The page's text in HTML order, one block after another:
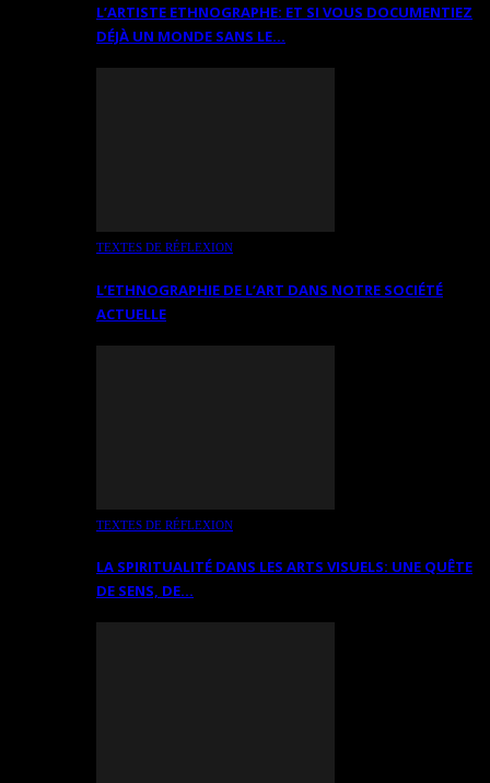
L’ARTISTE ETHNOGRAPHE: ET SI VOUS DOCUMENTIEZ
DÉJÀ UN MONDE SANS LE…
TEXTES DE RÉFLEXION
L’ETHNOGRAPHIE DE L’ART DANS NOTRE SOCIÉTÉ
ACTUELLE
TEXTES DE RÉFLEXION
LA SPIRITUALITÉ DANS LES ARTS VISUELS: UNE QUÊTE
DE SENS, DE…